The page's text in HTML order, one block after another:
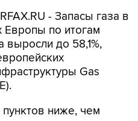
- Запасы газа в
по итогам
выросли до 58,1%,
Gas
ниже, чем